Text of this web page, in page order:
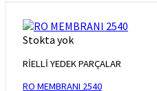
Stokta yok
RİELLİ YEDEK PARÇALAR
RO MEMBRANI 2540